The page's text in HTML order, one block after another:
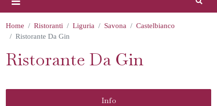
Home Ristoranti Liguria Savona
Castelbianco
Ristorante Da Gin
Ristorante Da Gin
Info